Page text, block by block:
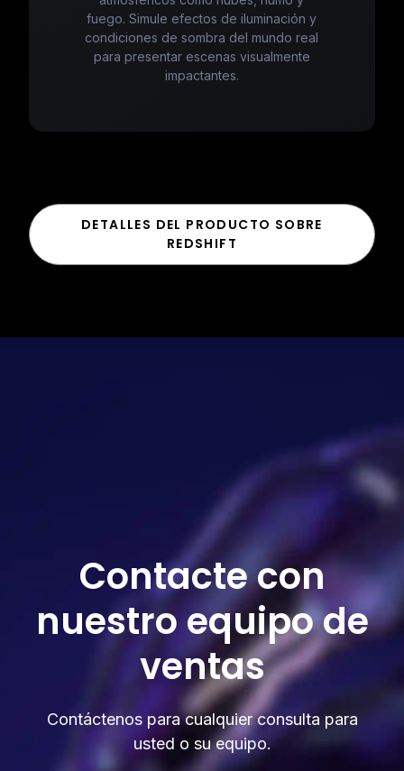
fuego. Simule efectos de iluminación y
condiciones de sombra del mundo real
para presentar escenas visualmente
impactantes.
DETALLES DEL PRODUCTO SOBRE
REDSHIFT
Contacte con
nuestro equipo de
ventas
Contáctenos para cualquier consulta para
usted o su equipo.